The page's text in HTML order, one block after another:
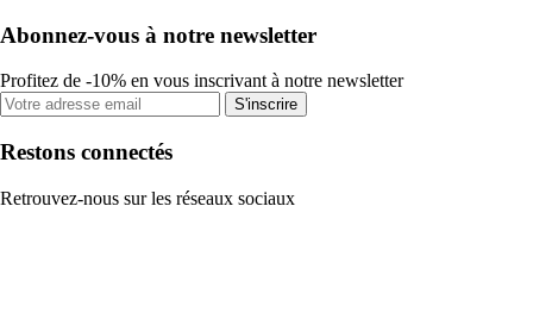
Abonnez-vous à notre newsletter
Profitez de -10% en vous inscrivant à notre newsletter
S'inscrire
Restons connectés
Retrouvez-nous sur les réseaux sociaux